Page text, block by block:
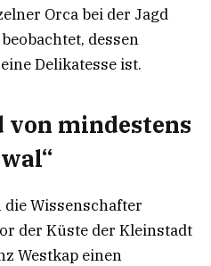
Orca bei der Jagd
dessen
Delikatesse ist.
von mindestens
Wissenschafter
der Küste der Kleinstadt
Westkap einen